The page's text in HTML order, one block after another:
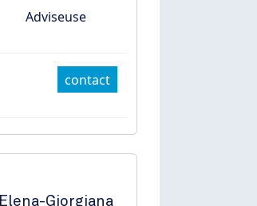
Adviseuse
contact
Elena-Giorgiana